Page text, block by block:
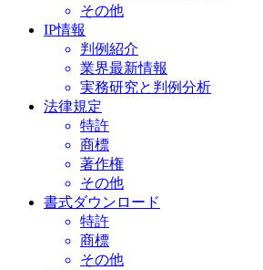
その他
IP情報
判例紹介
業界最新情報
実務研究と判例分析
法律規定
特許
商標
著作権
その他
書式ダウンロード
特許
商標
その他